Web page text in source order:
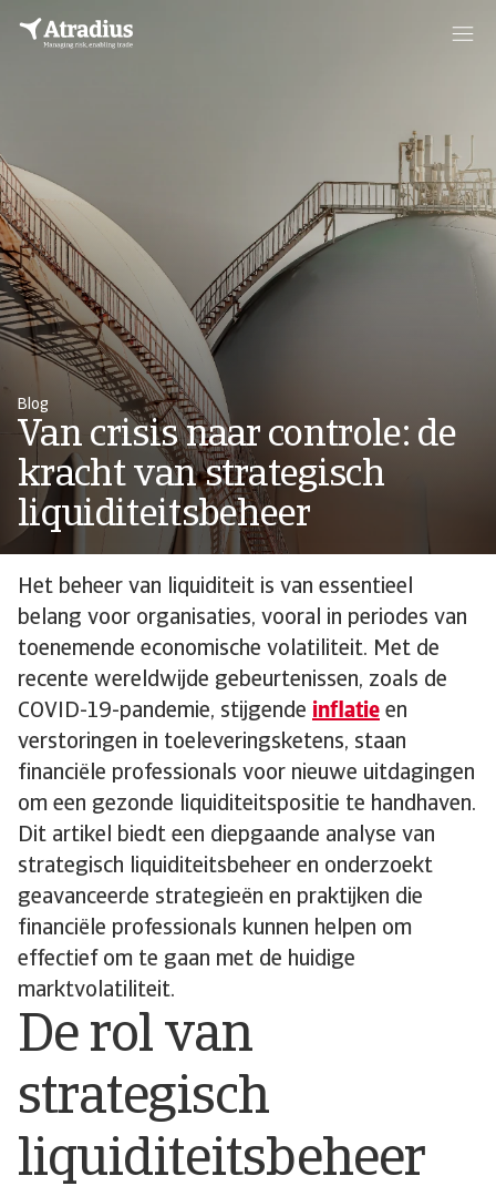
Blog
Van crisis naar controle: de
kracht van strategisch
liquiditeitsbeheer
Het beheer van liquiditeit is van essentieel
belang voor organisaties, vooral in periodes van
toenemende economische volatiliteit. Met de
recente wereldwijde gebeurtenissen, zoals de
COVID-19-pandemie, stijgende inflatie en
verstoringen in toeleveringsketens, staan
financiële professionals voor nieuwe uitdagingen
om een gezonde liquiditeitspositie te handhaven.
Dit artikel biedt een diepgaande analyse van
strategisch liquiditeitsbeheer en onderzoekt
geavanceerde strategieën en praktijken die
financiële professionals kunnen helpen om
effectief om te gaan met de huidige
marktvolatiliteit.
De rol van
strategisch
liquiditeitsbeheer